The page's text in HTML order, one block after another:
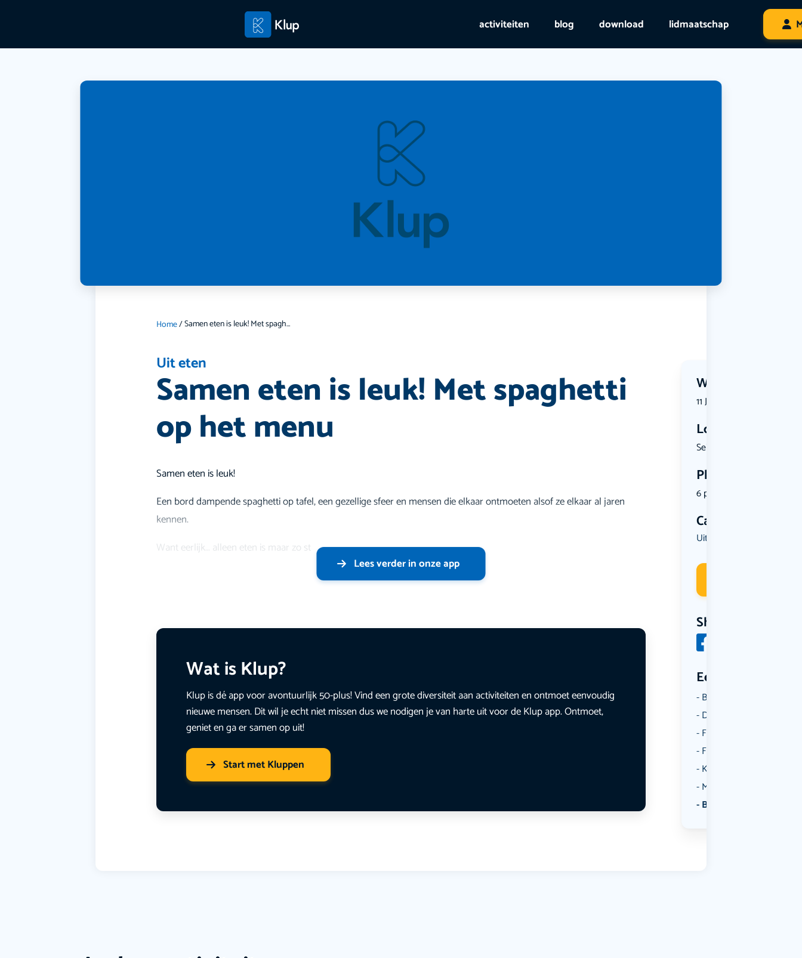
activiteiten blog download lidmaatschap
Home/ Samen eten is leuk! Met spaghetti op het menu
Uit eten
Samen eten is leuk! Met spaghetti
op het menu
Wanneer?
11 June 2026 | 17:30
Locatie
Seine, 118...
Plekken
6 plekken beschikbaar
Categorie
Uit eten
Share
Een aantal
Borrelen
Dansen
Fietsen
Film
Kunst & Cultuur
Muziek
Bekijk alle categorieën
Samen eten is leuk!
Een bord dampende spaghetti op tafel, een gezellige sfeer en mensen die elkaar ontmoeten alsof ze elkaar al jaren
kennen.
Want eerlijk… alleen eten is maar zo st
Lees verder in onze app
Wat is Klup?
Klup is dé app voor avontuurlijk 50-plus! Vind een grote diversiteit aan activiteiten en ontmoet eenvoudig
nieuwe mensen. Dit wil je echt niet missen dus we nodigen je van harte uit voor de Klup app. Ontmoet,
geniet en ga er samen op uit!
Start met Kluppen